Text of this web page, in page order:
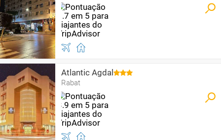
Atlantic Agdal
Rabat